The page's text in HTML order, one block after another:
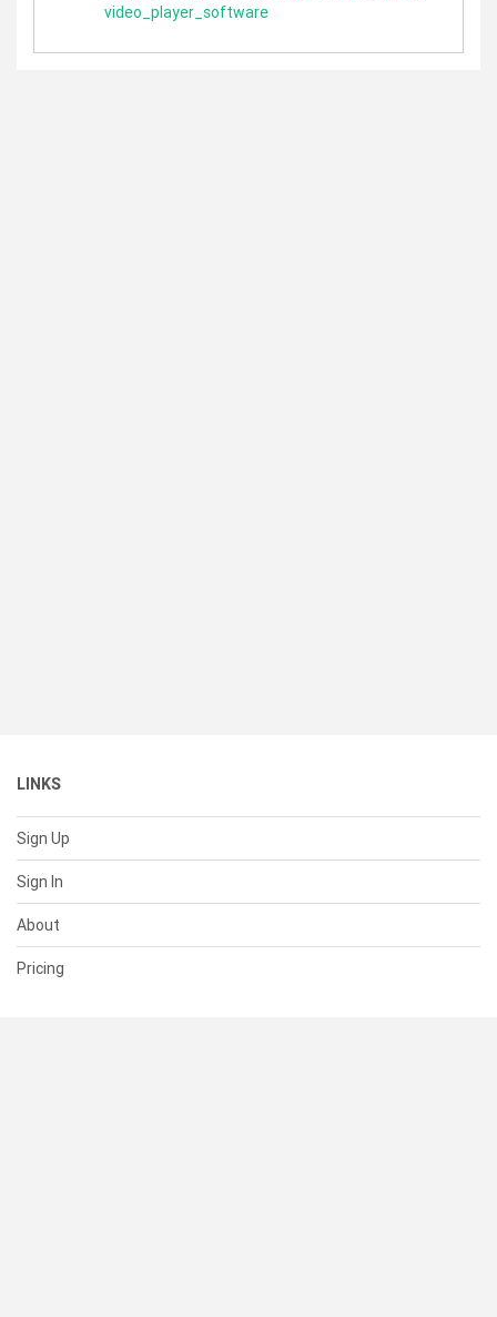
video_player_software
LINKS
Sign Up
Sign In
About
Pricing